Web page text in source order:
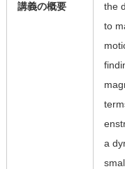
講義の概要
the
to
a